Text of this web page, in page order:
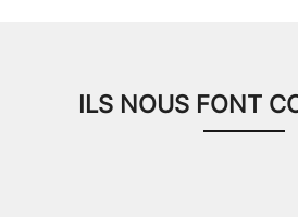
ILS NOUS FONT